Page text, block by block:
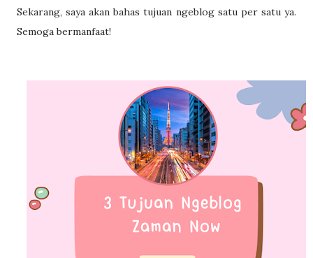
Sekarang, saya akan bahas tujuan ngeblog satu per satu ya.
Semoga bermanfaat!